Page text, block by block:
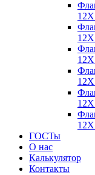
ГОСТы
О нас
Калькулятор
Контакты